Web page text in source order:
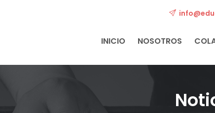
INICIO NOSOTROS